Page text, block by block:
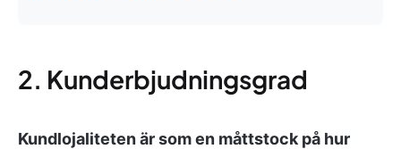
2. Kunderbjudningsgrad
Kundlojaliteten är som en måttstock på hur